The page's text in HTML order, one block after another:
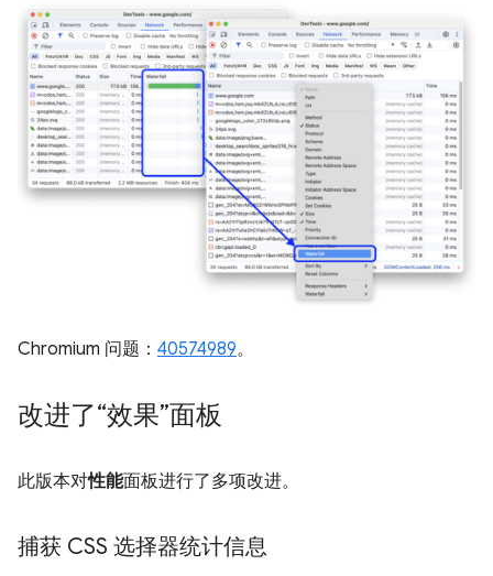
Chromium 问题： 40574989。
改进了“效果”面板
此版本对性能面板进行了多项改进。
捕获 CSS 选择器统计信息